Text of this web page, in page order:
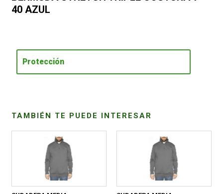
40 AZUL
Protección
TAMBIÉN TE PUEDE INTERESAR